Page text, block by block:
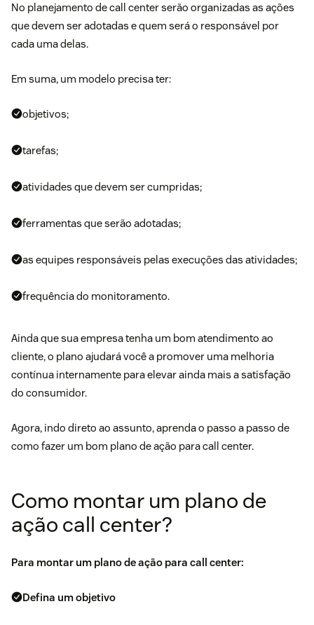
No planejamento de call center serão organizadas as ações
que devem ser adotadas e quem será o responsável por
cada uma delas.
Em suma, um modelo precisa ter:
objetivos;
tarefas;
atividades que devem ser cumpridas;
ferramentas que serão adotadas;
as equipes responsáveis pelas execuções das atividades;
frequência do monitoramento.
Ainda que sua empresa tenha um bom atendimento ao
cliente, o plano ajudará você a promover uma melhoria
contínua internamente para elevar ainda mais a satisfação
do consumidor.
Agora, indo direto ao assunto, aprenda o passo a passo de
como fazer um bom plano de ação para call center.
Como montar um plano de
ação call center?
Para montar um plano de ação para call center:
Defina um objetivo